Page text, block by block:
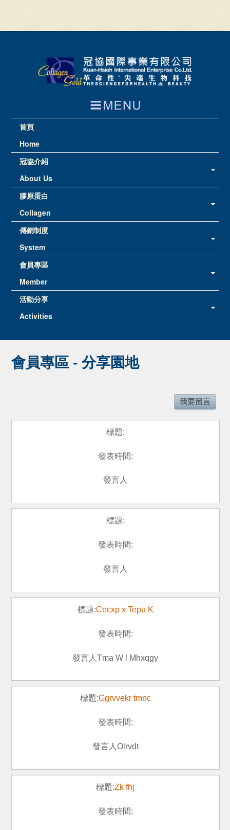
首頁
Home
冠協介紹
About Us
膠原蛋白
Collagen
傳銷制度
System
會員專區
Member
活動分享
Activities
會員專區 - 分享園地
我要留言
Cecxp x Tepu K
Tma W l Mhxqgy
Ggrvvekr tmnc
Olrvdt
Zk fhj